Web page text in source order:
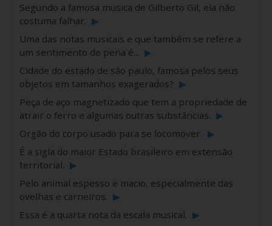
Segundo a famosa musica de Gilberto Gil, ela não
costuma falhar. ▶
Uma das notas musicais e que também se refere a
um sentimento de pena é... ▶
Cidade do estado de são paulo, famosa pelos seus
objetos em tamanhos exagerados? ▶
Peça de aço magnetizado que tem a propriedade de
atrair o ferro e algumas outras substâncias. ▶
Orgão do corpo usado para se locomover. ▶
É a sigla do maior Estado brasileiro em extensão
territorial. ▶
Pelo animal espesso e macio, especialmente das
ovelhas e carneiros. ▶
Essa é a quarta nota da escala musical. ▶